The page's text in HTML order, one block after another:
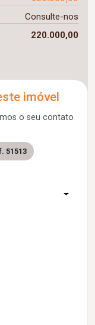
Consulte-nos
220.000,00
imóvel
o seu contato
51513